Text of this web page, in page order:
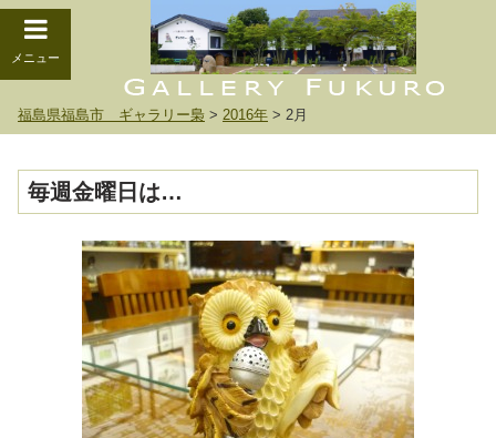
メニュー
福島県福島市 ギャラリー梟 > 2016年 > 2月
毎週金曜日は…